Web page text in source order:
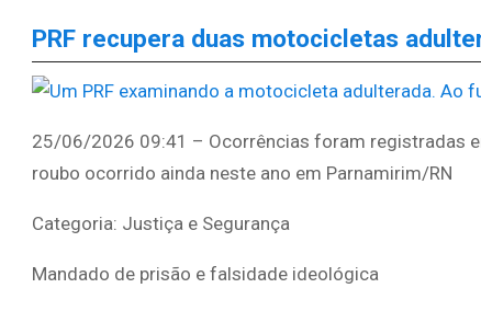
PRF recupera duas motocicletas
25/06/2026 09:41 – Ocorrências foram registradas
roubo ocorrido ainda neste ano em Parnamirim/RN
Categoria: Justiça e Segurança
Mandado de prisão e falsidade ideológica